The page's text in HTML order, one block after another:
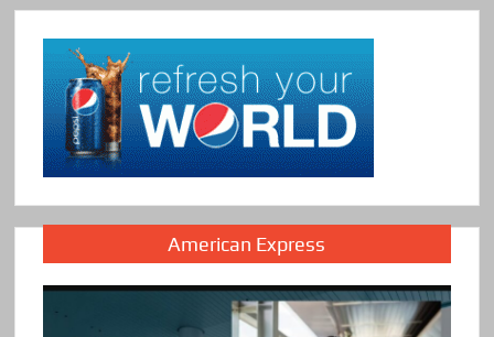
American Express